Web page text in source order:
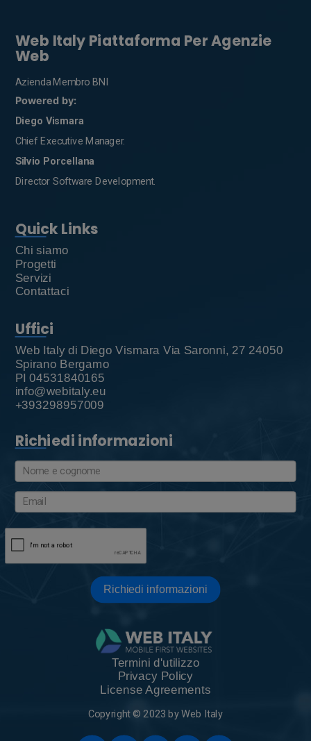
Web Italy Piattaforma Per Agenzie
Web
Azienda Membro BNI
Powered by:
Diego Vismara
Chief Executive Manager.
Silvio Porcellana
Director Software Development.
Quick Links
Chi siamo
Progetti
Servizi
Contattaci
Uffici
Web Italy di Diego Vismara Via Saronni, 27 24050
Spirano Bergamo
PI 04531840165
info@webitaly.eu
+393298957009
Richiedi informazioni
Richiedi informazioni
Copyright © 2023 by Web Italy
Termini d'utilizzo
Privacy Policy
License Agreements
sul tuo
utilizzo
del
nostro
sito
con i